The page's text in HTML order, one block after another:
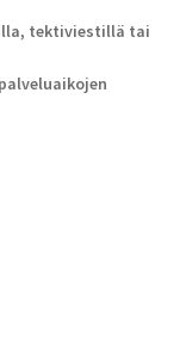
tektiviestillä tai